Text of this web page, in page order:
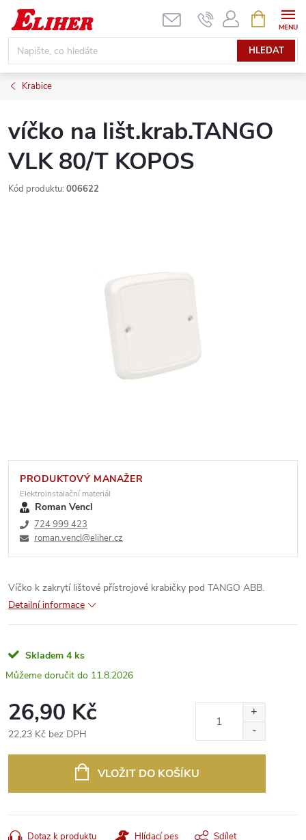
Přejít
obsah
HLEDAT
NÁKUPNÍ
KOŠÍK
Krabice
víčko na lišt.krab.TANGO
VLK 80/T KOPOS
Kód produktu: 006622
PRODUKTOVÝ MANAŽER
Elektroinstalační materiál
Roman Vencl
724 999 423
roman.vencl@eliher.cz
Víčko k zakrytí lištové přístrojové krabičky pod TANGO ABB.
Detailní informace
Skladem 4 ks
11.8.2026
26,90 Kč
22,23 Kč bez DPH
VLOŽIT DO KOŠÍKU
Dotaz k produktu Hlídací pes Sdílet